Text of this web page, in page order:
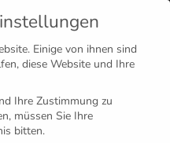
Disclaimer Impressum Datenschutz
Einige von ihnen sind
diese Website und Ihre
Ihre Zustimmung zu
müssen Sie Ihre
bitten.